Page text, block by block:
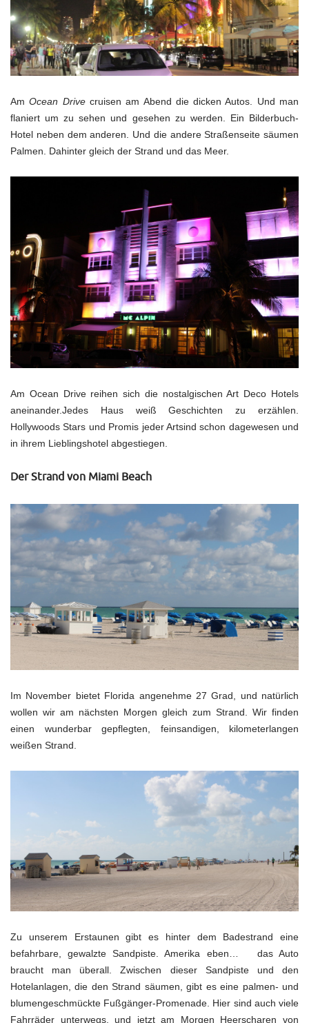
AmOcean Drivecruisen am Abend die dicken Autos. Und man
flaniert um zu sehen und gesehen zu werden. Ein Bilderbuch-
Hotel neben dem anderen. Und die andere Straßenseite säumen
Palmen. Dahinter gleich der Strand und das Meer.
Am Ocean Drive reihen sich die nostalgischen Art Deco Hotels
aneinander.Jedes Haus weiß Geschichten zu erzählen.
Hollywoods Stars und Promis jeder Artsind schon dagewesen und
in ihrem Lieblingshotel abgestiegen.
Der Strand von Miami Beach
Im November bietet Florida angenehme 27 Grad, und natürlich
wollen wir am nächsten Morgen gleich zum Strand. Wir finden
einen wunderbar gepflegten, feinsandigen, kilometerlangen
weißen Strand.
Zu unserem Erstaunen gibt es hinter dem Badestrand eine
befahrbare, gewalzte Sandpiste. Amerika eben… das Auto
braucht man überall. Zwischen dieser Sandpiste und den
Hotelanlagen, die den Strand säumen, gibt es eine palmen- und
blumengeschmückte Fußgänger-Promenade. Hier sind auch viele
Fahrräder unterwegs, und jetzt am Morgen Heerscharen von